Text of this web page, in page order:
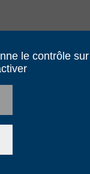
le contrôle sur